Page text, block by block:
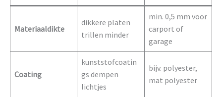
Materiaaldikte
dikkere platen
trillen minder
min. 0,5 mm voor
carport of
garage
Coating
kunststofcoatin
gs dempen
lichtjes
bijv. polyester,
mat polyester